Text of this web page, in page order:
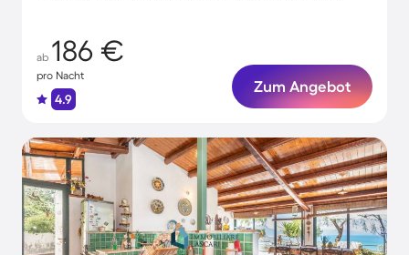
ab 186 €
pro Nacht
4.9
Zum Angebot